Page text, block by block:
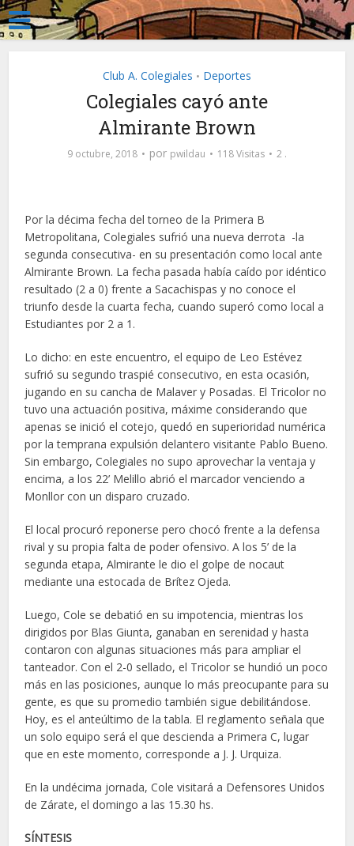
Club A. Colegiales • Deportes
Colegiales cayó ante
Almirante Brown
9 octubre, 2018 por pwildau 118 Visitas 2 .
Por la décima fecha del torneo de la Primera B
Metropolitana, Colegiales sufrió una nueva derrota -la
segunda consecutiva- en su presentación como local ante
Almirante Brown. La fecha pasada había caído por idéntico
resultado (2 a 0) frente a Sacachispas y no conoce el
triunfo desde la cuarta fecha, cuando superó como local a
Estudiantes por 2 a 1.
Lo dicho: en este encuentro, el equipo de Leo Estévez
sufrió su segundo traspié consecutivo, en esta ocasión,
jugando en su cancha de Malaver y Posadas. El Tricolor no
tuvo una actuación positiva, máxime considerando que
apenas se inició el cotejo, quedó en superioridad numérica
por la temprana expulsión delantero visitante Pablo Bueno.
Sin embargo, Colegiales no supo aprovechar la ventaja y
encima, a los 22’ Melillo abrió el marcador venciendo a
Monllor con un disparo cruzado.
El local procuró reponerse pero chocó frente a la defensa
rival y su propia falta de poder ofensivo. A los 5’ de la
segunda etapa, Almirante le dio el golpe de nocaut
mediante una estocada de Brítez Ojeda.
Luego, Cole se debatió en su impotencia, mientras los
dirigidos por Blas Giunta, ganaban en serenidad y hasta
contaron con algunas situaciones más para ampliar el
tanteador. Con el 2-0 sellado, el Tricolor se hundió un poco
más en las posiciones, aunque lo más preocupante para su
gente, es que su promedio también sigue debilitándose.
Hoy, es el anteúltimo de la tabla. El reglamento señala que
un solo equipo será el que descienda a Primera C, lugar
que en este momento, corresponde a J. J. Urquiza.
En la undécima jornada, Cole visitará a Defensores Unidos
de Zárate, el domingo a las 15.30 hs.
SÍNTESIS